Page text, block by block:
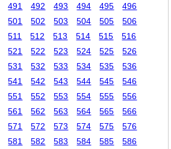
491 492 493 494 495
496
501 502 503 504 505
506
511 512 513 514 515
516
521 522 523 524 525
526
531 532 533 534 535
536
541 542 543 544 545
546
551 552 553 554 555
556
561 562 563 564 565
566
571 572 573 574 575
576
581 582 583 584 585
586